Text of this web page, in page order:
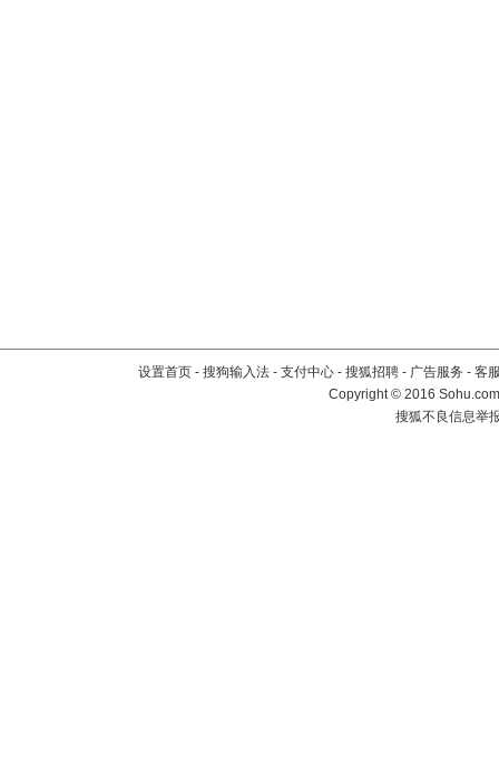
设置首页 - 搜狗输入法 - 支付中心 - 搜狐招聘 - 广告服务 - 客
Copyright©2016
搜狐不良信息举